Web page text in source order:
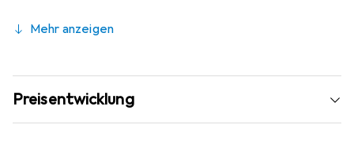
Mehr anzeigen
Preisentwicklung